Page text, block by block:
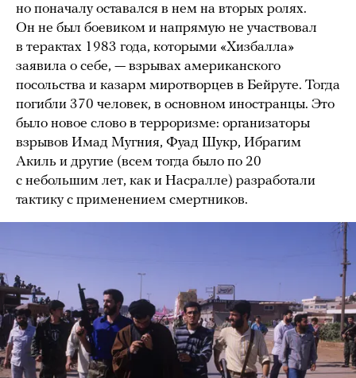
но поначалу оставался в нем на вторых ролях.
Он не был боевиком и напрямую не участвовал
в терактах 1983 года, которыми «Хизбалла»
заявила о себе, — взрывах американского
посольства и казарм миротворцев в Бейруте. Тогда
погибли 370 человек, в основном иностранцы. Это
было новое слово в терроризме: организаторы
взрывов Имад Мугния, Фуад Шукр, Ибрагим
Акиль и другие (всем тогда было по 20
с небольшим лет, как и Насралле) разработали
тактику с применением смертников.